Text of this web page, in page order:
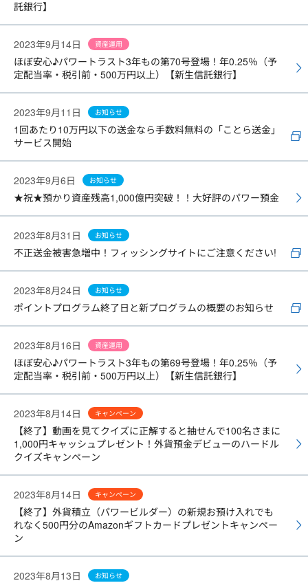
託銀行】
2023年9月14日 資産運用
ほぼ安心♪パワートラスト3年もの第70号登場！年0.25％（予
定配当率・税引前・500万円以上）【新生信託銀行】
2023年9月11日 お知らせ
1回あたり10万円以下の送金なら手数料無料の「ことら送金」
サービス開始
2023年9月6日 お知らせ
★祝★預かり資産残高1,000億円突破！！大好評のパワー預金
2023年8月31日 お知らせ
不正送金被害急増中！フィッシングサイトにご注意ください!
2023年8月24日 お知らせ
ポイントプログラム終了日と新プログラムの概要のお知らせ
2023年8月16日 資産運用
ほぼ安心♪パワートラスト3年もの第69号登場！年0.25％（予
定配当率・税引前・500万円以上）【新生信託銀行】
2023年8月14日 キャンペーン
【終了】動画を見てクイズに正解すると抽せんで100名さまに
1,000円キャッシュプレゼント！外貨預金デビューのハードル
クイズキャンペーン
2023年8月14日 キャンペーン
【終了】外貨積立（パワービルダー）の新規お預け入れでも
れなく500円分のAmazonギフトカードプレゼントキャンペー
ン
2023年8月13日 お知らせ